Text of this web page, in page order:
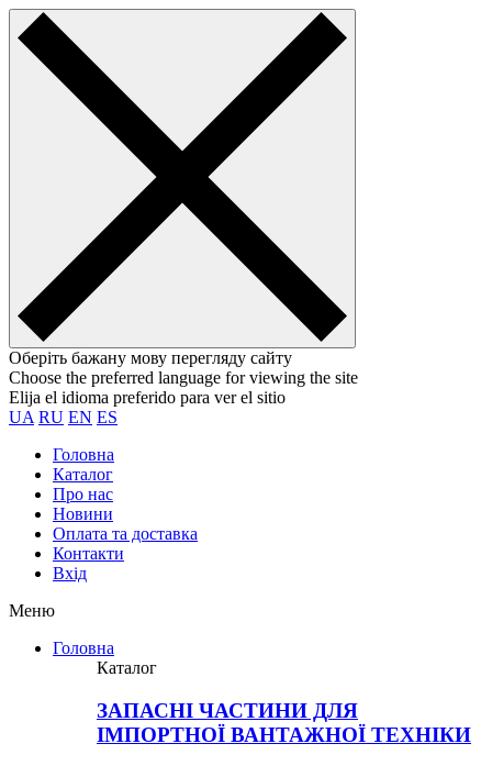
Оберіть бажану мову перегляду сайту
Choose the preferred language for viewing the site
Elija el idioma preferido para ver el sitio
UA RU EN ES
Головна
Каталог
Про нас
Новини
Оплата та доставка
Контакти
Вхiд
Меню
Головна
Каталог
ЗАПАСНІ ЧАСТИНИ ДЛЯ
ІМПОРТНОЇ ВАНТАЖНОЇ ТЕХНІКИ